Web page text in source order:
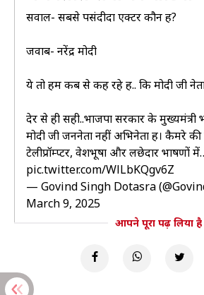
सवाल- सबसे पसंदीदा एक्टर कौन हैं?
जवाब- नरेंद्र मोदी
ये तो हम कब से कह रहे हैं.. कि मोदी जी
देर से ही सही..भाजपा सरकार के
मोदी जी जननेता नहीं अभिनेता हैं। कैमरे की
टेलीप्रॉम्प्टर, वेशभूषा और लछेदार भाषणों
pic.twitter.com/WlLbKQgv6Z
— Govind Singh Dotasra
March 9, 2025
आपने पूरा पढ़ लिया है